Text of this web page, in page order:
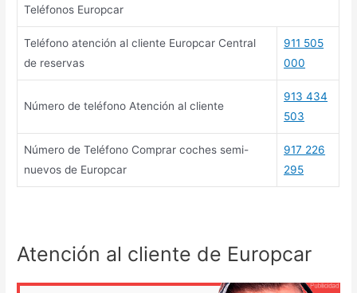
Teléfonos Europcar
Teléfono atención al cliente Europcar Central
de reservas
911 505
000
Número de teléfono Atención al cliente
913 434
503
Número de Teléfono Comprar coches semi-
nuevos de Europcar
917 226
295
Atención al cliente de Europcar